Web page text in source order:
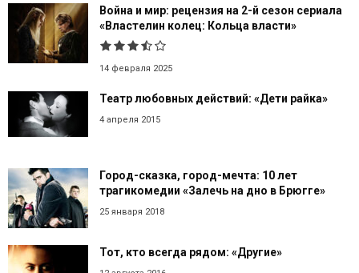
Война и мир: рецензия на 2-й сезон сериала
«Властелин колец: Кольца власти»
14 февраля 2025
Театр любовных действий: «Дети райка»
4 апреля 2015
Город-сказка, город-мечта: 10 лет
трагикомедии «Залечь на дно в Брюгге»
25 января 2018
Тот, кто всегда рядом: «Другие»